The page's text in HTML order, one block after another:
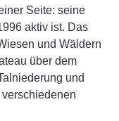
Seite: seine
aktiv ist. Das
und Wäldern
über dem
und